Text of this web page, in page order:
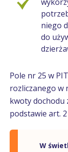
niego
do
Pole nr 25 w
rozliczanego w
kwoty dochodu
podstawie art.
W